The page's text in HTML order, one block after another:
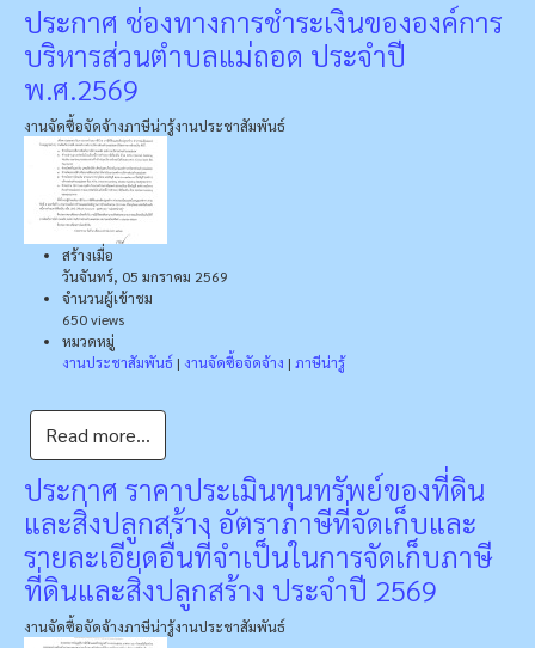
ประกาศ ช่องทางการชำระเงินขององค์การ
บริหารส่วนตำบลแม่ถอด ประจำปี
พ.ศ.2569
งานจัดซื้อจัดจ้างภาษีน่ารู้งานประชาสัมพันธ์
สร้างเมื่อ
วันจันทร์, 05 มกราคม 2569
จำนวนผู้เข้าชม
650 views
หมวดหมู่
งานประชาสัมพันธ์ | งานจัดซื้อจัดจ้าง | ภาษีน่ารู้
Read more...
ประกาศ ราคาประเมินทุนทรัพย์ของที่ดิน
และสิ่งปลูกสร้าง อัตราภาษีที่จัดเก็บและ
รายละเอียดอื่นที่จำเป็นในการจัดเก็บภาษี
ที่ดินและสิ่งปลูกสร้าง ประจำปี 2569
งานจัดซื้อจัดจ้างภาษีน่ารู้งานประชาสัมพันธ์